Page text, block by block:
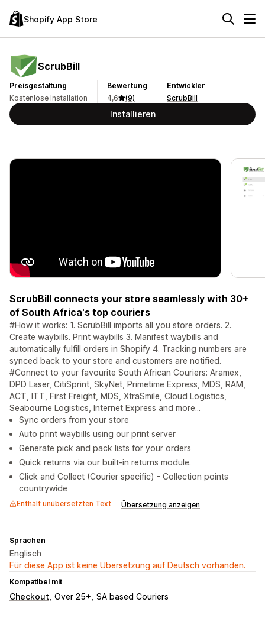
Shopify App Store
ScrubBill
Preisgestaltung
Kostenlose Installation
Bewertung
4,6
(9)
Entwickler
ScrubBill
Installieren
ScrubBill connects your store seamlessly with 30+
of South Africa's top couriers
#How it works: 1. ScrubBill imports all you store orders. 2.
Create waybills. Print waybills 3. Manifest waybills and
automatically fulfill orders in Shopify 4. Tracking numbers are
synced back to your store and customers are notified.
#Connect to your favourite South African Couriers: Aramex,
DPD Laser, CitiSprint, SkyNet, Primetime Express, MDS, RAM,
ACT, ITT, First Freight, MDS, XtraSmile, Cloud Logistics,
Seabourne Logistics, Internet Express and more...
Sync orders from your store
Auto print waybills using our print server
Generate pick and pack lists for your orders
Quick returns via our built-in returns module.
Click and Collect (Courier specific) - Collection points
countrywide
Enthält unübersetzten Text Übersetzung anzeigen
Sprachen
Englisch
Für diese App ist keine Übersetzung auf Deutsch vorhanden.
Kompatibel mit
Checkout Over 25+ SA based Couriers